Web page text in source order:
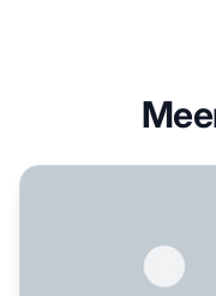
Hoe verklarende